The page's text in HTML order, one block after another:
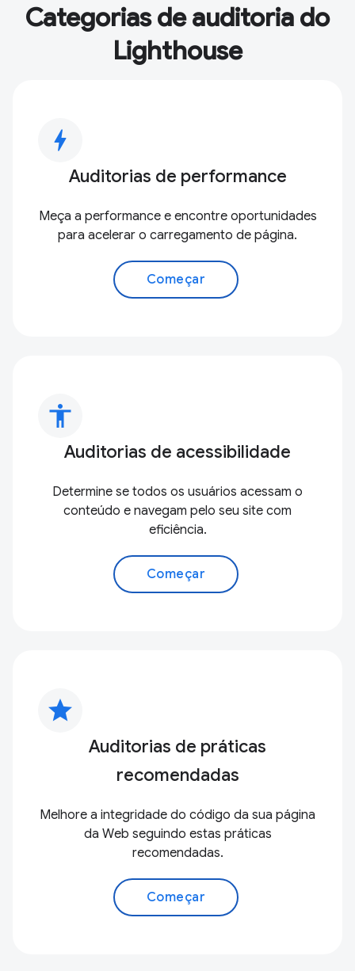
Categorias de auditoria do
Lighthouse
bolt
Auditorias de performance
Meça a performance e encontre oportunidades
para acelerar o carregamento de página.
Começar
accessibility
Auditorias de acessibilidade
Determine se todos os usuários acessam o
conteúdo e navegam pelo seu site com
eficiência.
Começar
star
Auditorias de práticas
recomendadas
Melhore a integridade do código da sua página
da Web seguindo estas práticas
recomendadas.
Começar